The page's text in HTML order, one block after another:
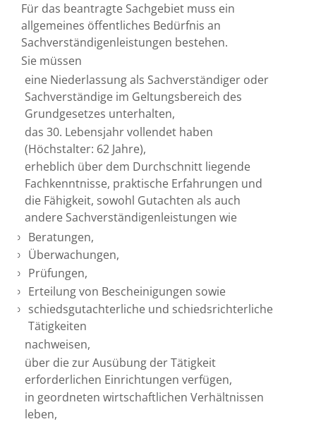
Für das beantragte Sachgebiet muss ein
allgemeines öffentliches Bedürfnis an
Sachverständigenleistungen bestehen.
Sie müssen
eine Niederlassung als Sachverständiger oder
Sachverständige im Geltungsbereich des
Grundgesetzes unterhalten,
das 30. Lebensjahr vollendet haben
(Höchstalter: 62 Jahre),
erheblich über dem Durchschnitt liegende
Fachkenntnisse, praktische Erfahrungen und
die Fähigkeit, sowohl Gutachten als auch
andere Sachverständigenleistungen wie
Beratungen,
Überwachungen,
Prüfungen,
Erteilung von Bescheinigungen sowie
schiedsgutachterliche und schiedsrichterliche
Tätigkeiten
nachweisen,
über die zur Ausübung der Tätigkeit
erforderlichen Einrichtungen verfügen,
in geordneten wirtschaftlichen Verhältnissen
leben,